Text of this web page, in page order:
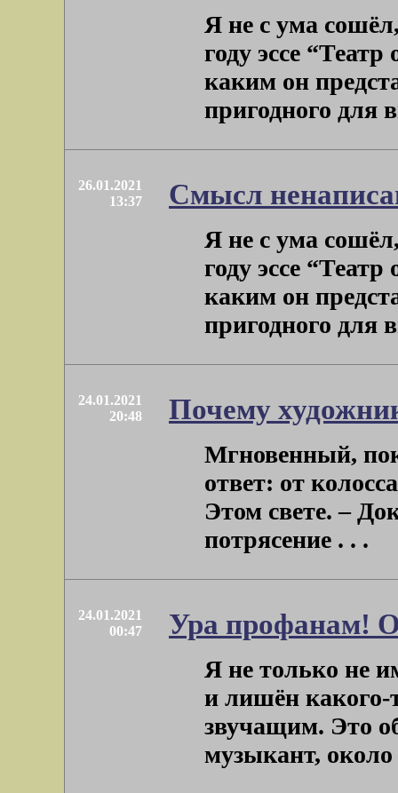
Я не с ума
году эссе
каким он
пригодного для
26.01.2021
13:37
Смысл
Я не с ума
году эссе
каким он
пригодного для
24.01.2021
20:48
Почему
Мгновенный,
ответ: от
Этом свете. –
потрясение . . .
24.01.2021
00:47
Ура профанам!
Я не только не
и лишён какого-
звучащим. Это
музыкант, около